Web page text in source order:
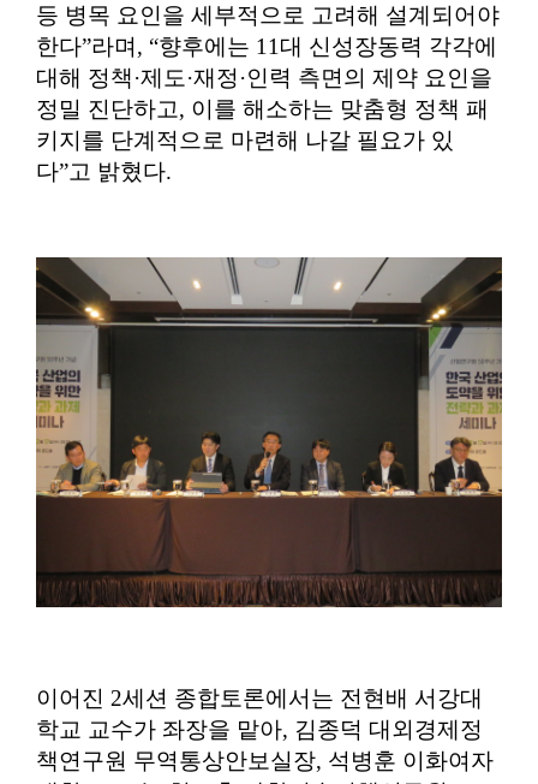
등 병목 요인을 세부적으로 고려해 설계되어야
한다”라며, “향후에는 11 대 신성장동력 각각에
대해 정책·제도 ·재정 ·인력 측면의 제약 요인을
정밀 진단하고, 이를 해소하는 맞춤형 정책 패
키지를 단계적으로 마련해 나갈 필요가 있
다”고 밝혔다.
이어진 2세션 종합토론에서는 전현배 서강대
학교 교수가 좌장을 맡아, 김종덕 대외경제정
책연구원 무역통상안보실장, 석병훈 이화여자